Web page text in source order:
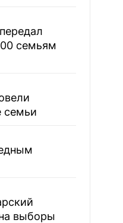
семьям
семьи
выборы